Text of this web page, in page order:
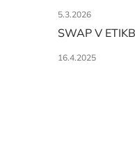
5.3.2026
SWAP V
16.4.2025